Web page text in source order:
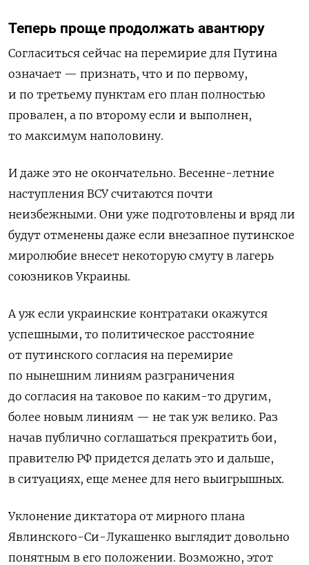
Теперь проще продолжать авантюру
Согласиться сейчас на перемирие для Путина
означает — признать, что и по первому,
и по третьему пунктам его план полностью
провален, а по второму если и выполнен,
то максимум наполовину.
И даже это не окончательно. Весенне-летние
наступления ВСУ считаются почти
неизбежными. Они уже подготовлены и вряд ли
будут отменены даже если внезапное путинское
миролюбие внесет некоторую смуту в лагерь
союзников Украины.
А уж если украинские контратаки окажутся
успешными, то политическое расстояние
от путинского согласия на перемирие
по нынешним линиям разграничения
до согласия на таковое по каким-то другим,
более новым линиям — не так уж велико. Раз
начав публично соглашаться прекратить бои,
правителю РФ придется делать это и дальше,
в ситуациях, еще менее для него выигрышных.
Уклонение диктатора от мирного плана
Явлинского-Си-Лукашенко выглядит довольно
понятным в его положении. Возможно, этот